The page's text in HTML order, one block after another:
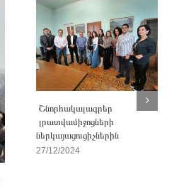
Շնորհակալագրեր
լրատվամիջոցների
ներկայացուցիչներին
27/12/2024